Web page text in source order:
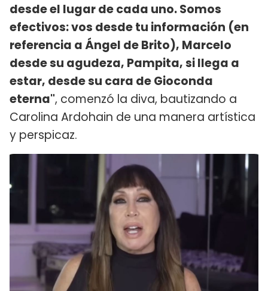
desde el lugar de cada uno. Somos
efectivos: vos desde tu información (en
referencia a Ángel de Brito), Marcelo
desde su agudeza, Pampita, si llega a
estar, desde su cara de Gioconda
eterna", comenzó la diva, bautizando a
Carolina Ardohain de una manera artística
y perspicaz.